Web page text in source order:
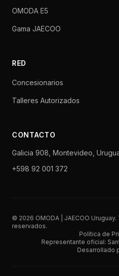
OMODA E5
Gama JAECOO
RED
Concesionarios
Talleres Autorizados
CONTACTO
Galicia 908, Montevideo,
+598 92 001 372
© 2026 OMODA | JAECOO
reservados.
Política de
Representante oficial:
Desarrollado